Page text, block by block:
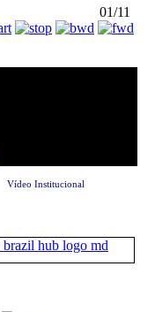
01/11
Vídeo Institucional